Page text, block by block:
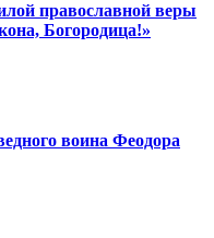
православной веры
Богородица!»
воина Феодора